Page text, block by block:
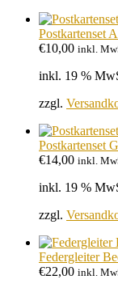
Postkartenset
€10,00 inkl.
inkl. 19 %
zzgl.
Postkartenset
€14,00 inkl.
inkl. 19 %
zzgl.
Federgleiter
€22,00 inkl.